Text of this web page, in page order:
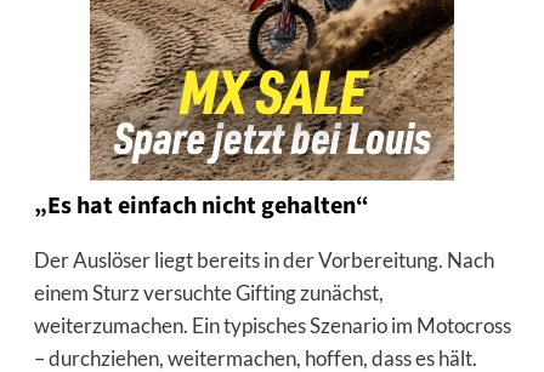
„Es hat einfach nicht gehalten“
Der Auslöser liegt bereits in der Vorbereitung. Nach
einem Sturz versuchte Gifting zunächst,
weiterzumachen. Ein typisches Szenario im Motocross
– durchziehen, weitermachen, hoffen, dass es hält.